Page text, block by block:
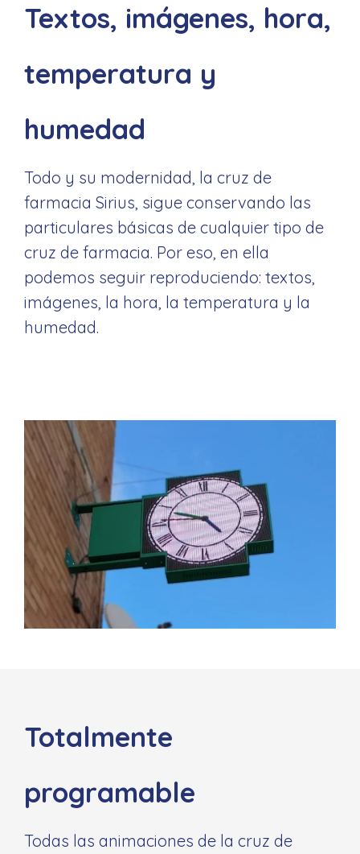
Textos, imágenes, hora,
temperatura y
humedad
Todo y su modernidad, la cruz de
farmacia Sirius, sigue conservando las
particulares básicas de cualquier tipo de
cruz de farmacia. Por eso, en ella
podemos seguir reproduciendo: textos,
imágenes, la hora, la temperatura y la
humedad.
Totalmente
programable
Todas las animaciones de la cruz de